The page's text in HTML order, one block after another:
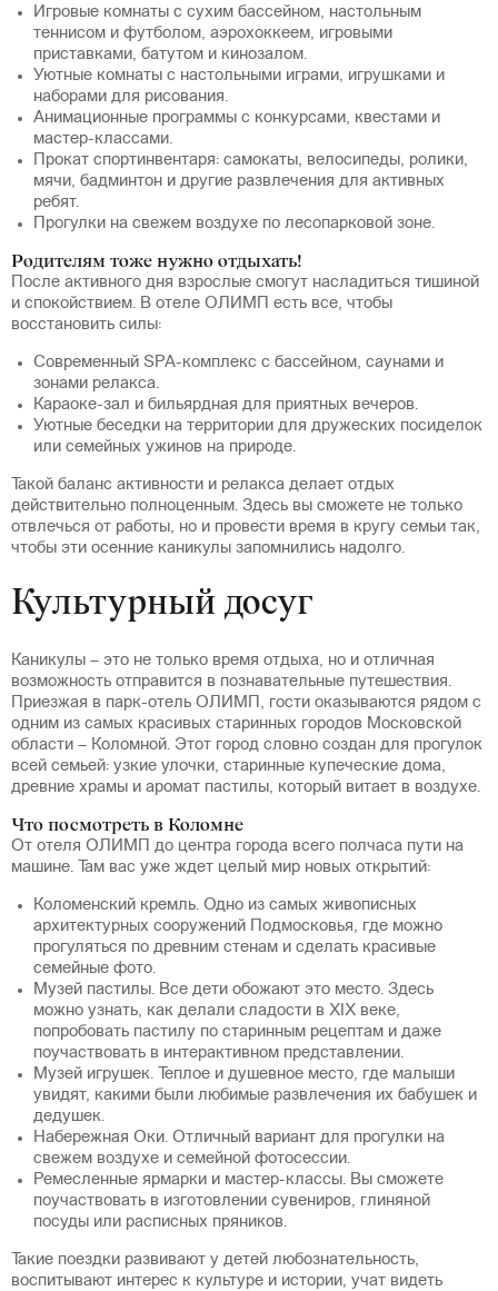
Игровые комнаты с сухим бассейном, настольным
теннисом и футболом, аэрохоккеем, игровыми
приставками, батутом и кинозалом.
Уютные комнаты с настольными играми, игрушками и
наборами для рисования.
Анимационные программы с конкурсами, квестами и
мастер-классами.
Прокат спортинвентаря: самокаты, велосипеды, ролики,
мячи, бадминтон и другие развлечения для активных
ребят.
Прогулки на свежем воздухе по лесопарковой зоне.
Родителям тоже нужно отдыхать!
После активного дня взрослые смогут насладиться тишиной
и спокойствием. В отеле ОЛИМП есть все, чтобы
восстановить силы:
Современный SPA-комплекс с бассейном, саунами и
зонами релакса.
Караоке-зал и бильярдная для приятных вечеров.
Уютные беседки на территории для дружеских посиделок
или семейных ужинов на природе.
Такой баланс активности и релакса делает отдых
действительно полноценным. Здесь вы сможете не только
отвлечься от работы, но и провести время в кругу семьи так,
чтобы эти осенние каникулы запомнились надолго.
Культурный досуг
Каникулы – это не только время отдыха, но и отличная
возможность отправится в познавательные путешествия.
Приезжая в парк-отель ОЛИМП, гости оказываются рядом с
одним из самых красивых старинных городов Московской
области – Коломной. Этот город словно создан для прогулок
всей семьей: узкие улочки, старинные купеческие дома,
древние храмы и аромат пастилы, который витает в воздухе.
Что посмотреть в Коломне
От отеля ОЛИМП до центра города всего полчаса пути на
машине. Там вас уже ждет целый мир новых открытий:
Коломенский кремль. Одно из самых живописных
архитектурных сооружений Подмосковья, где можно
прогуляться по древним стенам и сделать красивые
семейные фото.
Музей пастилы. Все дети обожают это место. Здесь
можно узнать, как делали сладости в XIX веке,
попробовать пастилу по старинным рецептам и даже
поучаствовать в интерактивном представлении.
Музей игрушек. Теплое и душевное место, где малыши
увидят, какими были любимые развлечения их бабушек и
дедушек.
Набережная Оки. Отличный вариант для прогулки на
свежем воздухе и семейной фотосессии.
Ремесленные ярмарки и мастер-классы. Вы сможете
поучаствовать в изготовлении сувениров, глиняной
посуды или расписных пряников.
Такие поездки развивают у детей любознательность,
воспитывают интерес к культуре и истории, учат видеть